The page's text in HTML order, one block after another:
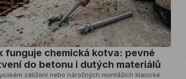
funguje chemická kotva: pevné
do betonu i dutých materiálů
zatížení nebo náročných montážích klasické